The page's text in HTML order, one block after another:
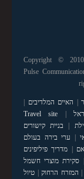
Copyright ©
Pulse
| האיים המלדיבים |
|
Travel site
| בניית קישורים
| ערי בירה בעולם
| מדריך פיליפינים
| סקירת מוצרי חשמל
| המזרח הרחוק| טיול